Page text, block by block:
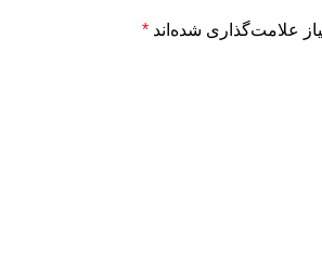
علامت‌گذاری شده‌اند *